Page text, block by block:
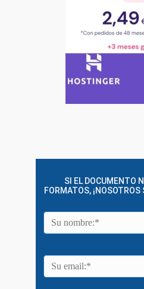
SI EL DOCUMENTO
FORMATOS, ¡NOSOTROS